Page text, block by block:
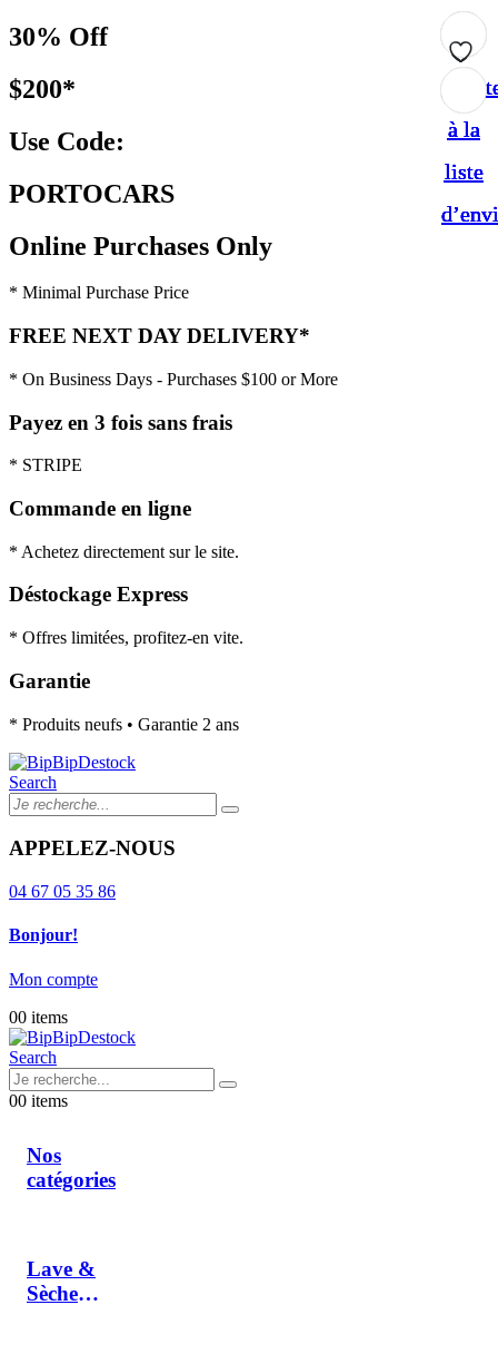
30% Off
$200*
Use Code:
PORTOCARS
Online Purchases Only
* Minimal Purchase Price
FREE NEXT DAY DELIVERY*
* On Business Days - Purchases $100 or More
Payez en 3 fois sans frais
* STRIPE
Commande en ligne
* Achetez directement sur le site.
Déstockage Express
* Offres limitées, profitez-en vite.
Garantie
* Produits neufs • Garantie 2 ans
Search
APPELEZ-NOUS
04 67 05 35 86
Bonjour!
Mon compte
00 items
Search
00 items
Nos
catégories
Lave &
Sèche
à la
liste
à la
liste
à la
liste
à la
liste
à la
liste